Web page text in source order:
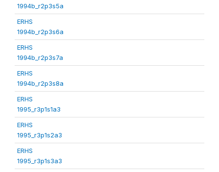
1994b_r2p3s5a
ERHS
1994b_r2p3s6a
ERHS
1994b_r2p3s7a
ERHS
1994b_r2p3s8a
ERHS
1995_r3p1s1a3
ERHS
1995_r3p1s2a3
ERHS
1995_r3p1s3a3